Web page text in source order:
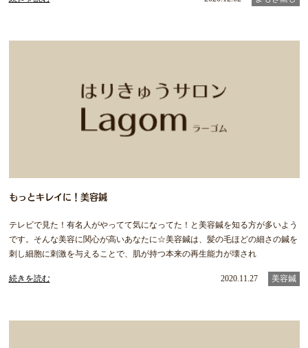
もっとキレイに！美容鍼
テレビで見た！有名人がやってて気になってた！と美容鍼を知る方が多いよう
です。そんな美容に関心が高いあなたに☆美容鍼は、髪の毛ほどの細さの鍼を
刺し細胞に刺激を与えることで、肌が持つ本来の再生能力が壊され
続きを読む 2020.11.27 美容鍼